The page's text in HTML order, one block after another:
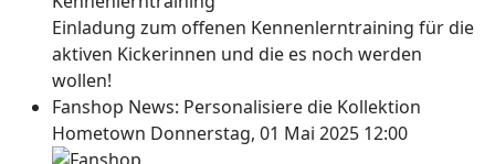
Einladung zum offenen Kennenlerntraining für die
aktiven Kickerinnen und die es noch werden
wollen!
Fanshop News: Personalisiere die Kollektion
Hometown Donnerstag, 01 Mai 2025 12:00